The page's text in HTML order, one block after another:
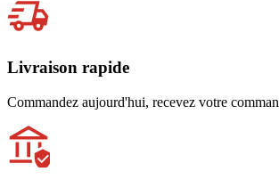
Livraison rapide
Commandez aujourd'hui, recevez votre